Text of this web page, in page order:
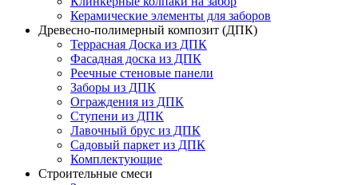
Керамические элементы для заборов
Древесно-полимерный композит (ДПК)
Террасная Доска из ДПК
Фасадная доска из ДПК
Реечные стеновые панели
Заборы из ДПК
Ограждения из ДПК
Ступени из ДПК
Лавочный брус из ДПК
Садовый паркет из ДПК
Комплектующие
Строительные смеси